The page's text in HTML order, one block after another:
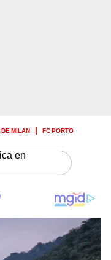
MILAN FC PORTO
en